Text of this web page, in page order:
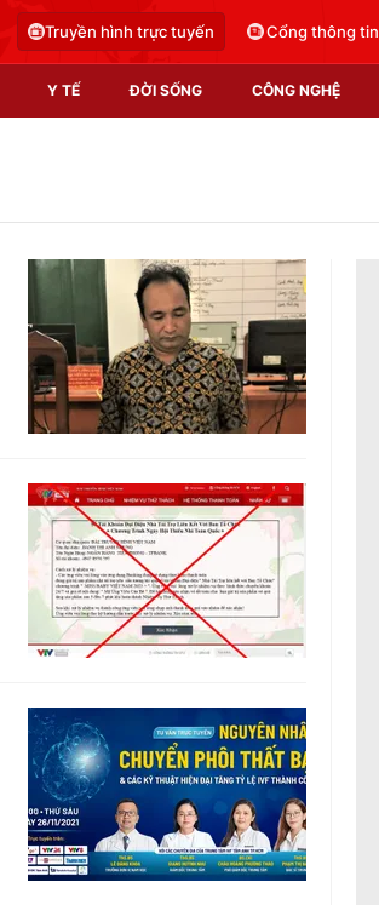
Truyền hình trực tuyến Cổng thông tin
Y TẾ ĐỜI SỐNG CÔNG NGHỆ
Video
Shorts video
Podcast
EMagazine
Photo
Infographic
Góc ảnh
Công nghệ
Hitech Công nghệ tương lai
Sản phẩm
Thị trường
Tư vấn